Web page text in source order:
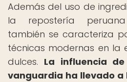
Además del uso de
la repostería peruana
también se caracteriza
técnicas modernas en la
dulces. La influencia
vanguardia ha llevado a